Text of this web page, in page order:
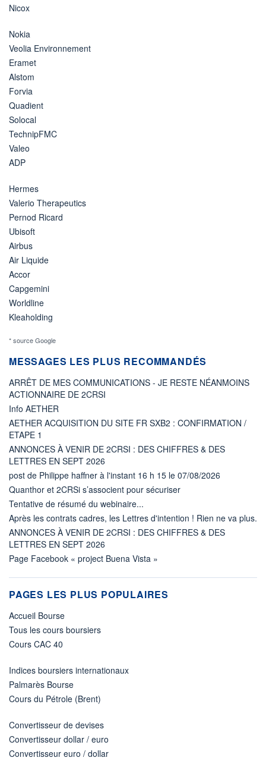
Nicox
Nokia
Veolia Environnement
Eramet
Alstom
Forvia
Quadient
Solocal
TechnipFMC
Valeo
ADP
Hermes
Valerio Therapeutics
Pernod Ricard
Ubisoft
Airbus
Air Liquide
Accor
Capgemini
Worldline
Kleaholding
* source Google
MESSAGES LES PLUS RECOMMANDÉS
ARRÊT DE MES COMMUNICATIONS - JE RESTE NÉANMOINS
ACTIONNAIRE DE 2CRSI
Info AETHER
AETHER ACQUISITION DU SITE FR SXB2 : CONFIRMATION /
ETAPE 1
ANNONCES À VENIR DE 2CRSI : DES CHIFFRES & DES
LETTRES EN SEPT 2026
post de Philippe haffner à l'instant 16 h 15 le 07/08/2026
Quanthor et 2CRSi s’associent pour sécuriser
Tentative de résumé du webinaire...
Après les contrats cadres, les Lettres d'intention ! Rien ne va plus.
ANNONCES À VENIR DE 2CRSI : DES CHIFFRES & DES
LETTRES EN SEPT 2026
Page Facebook « project Buena Vista »
PAGES LES PLUS POPULAIRES
Accueil Bourse
Tous les cours boursiers
Cours CAC 40
Indices boursiers internationaux
Palmarès Bourse
Cours du Pétrole (Brent)
Convertisseur de devises
Convertisseur dollar / euro
Convertisseur euro / dollar